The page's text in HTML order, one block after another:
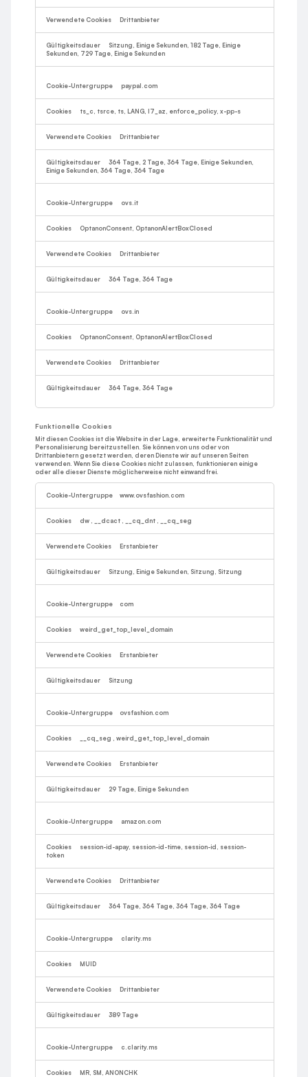
Drittanbieter
Sitzung, Einige Sekunden, 182 Tage, Einige
Sekunden, 729 Tage, Einige Sekunden
paypal.com
ts_c, tsrce, ts, LANG, l7_az, enforce_policy, x-pp-s
Drittanbieter
364 Tage, 2 Tage, 364 Tage, Einige Sekunden,
Einige Sekunden, 364 Tage, 364 Tage
ovs.it
OptanonConsent, OptanonAlertBoxClosed
Drittanbieter
364 Tage, 364 Tage
ovs.in
OptanonConsent, OptanonAlertBoxClosed
Drittanbieter
364 Tage, 364 Tage
Funktionelle Cookies
Mit diesen Cookies ist die Website in der Lage, erweiterte Funktionalität und
Personalisierung bereitzustellen. Sie können von uns oder von
Drittanbietern gesetzt werden, deren Dienste wir auf unseren Seiten
verwenden. Wenn Sie diese Cookies nicht zulassen, funktionieren einige
oder alle dieser Dienste möglicherweise nicht einwandfrei.
Funktionelle
Cookies
www.ovsfashion.com
dw __dcact __cq_dnt __cq_seg
Erstanbieter
Sitzung, Einige Sekunden, Sitzung, Sitzung
com
weird_get_top_level_domain
Erstanbieter
Sitzung
ovsfashion.com
__cq_seg ,weird_get_top_level_domain
Erstanbieter
29 Tage, Einige Sekunden
amazon.com
session-id-apay, session-id-time, session-id, session-
token
Drittanbieter
364 Tage, 364 Tage, 364 Tage, 364 Tage
clarity.ms
MUID
Drittanbieter
389 Tage
c.clarity.ms
MR, SM, ANONCHK